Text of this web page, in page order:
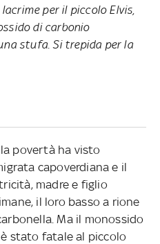
per il piccolo Elvis,
di carbonio
stufa. Si trepida per la
povertà ha visto
capoverdiana e il
madre e figlio
il loro basso a rione
Ma il monossido
stato fatale al piccolo